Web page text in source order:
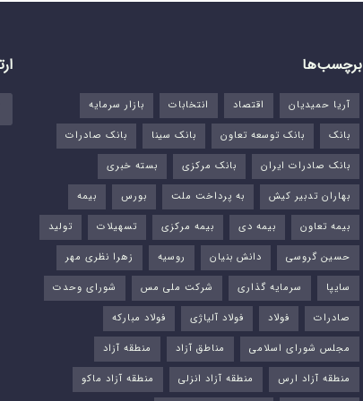
برچسب‌ها
آریا حمیدیان اقتصاد انتخابات
بازار سرمایه
بانک
بانک توسعه تعاون بانک سینا
بانک صادرات
بانک صادرات ایران
بانک مرکزی
بسته خبری
بهاران تدبیر کیش
به پرداخت ملت بورس‌
بیمه
بیمه تعاون
بیمه دی بیمه مرکزی تسهیلات
تولید
حسین گروسی
دانش بنیان روسیه
زهرا نظری مهر
سایپا
سرمایه گذاری شرکت ملی مس
شورای وحدت
صادرات
فولاد فولاد آلیاژی
فولاد مبارکه
مجلس شورای اسلامی
مناطق آزاد
منطقه آزاد
منطقه آزاد ارس
منطقه آزاد انزلی منطقه آزاد ماکو